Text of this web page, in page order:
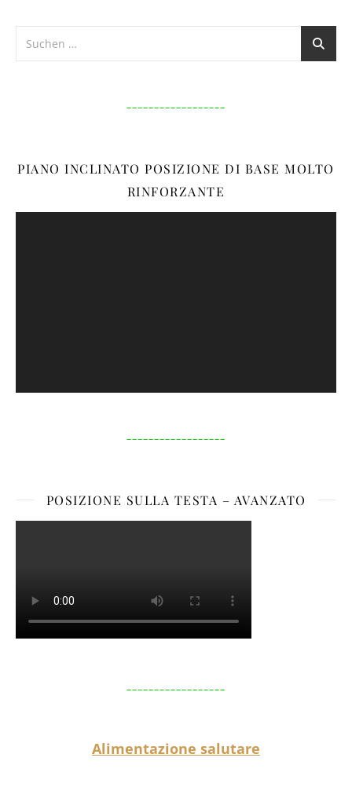
PIANO INCLINATO POSIZIONE DI BASE MOLTO
RINFORZANTE
POSIZIONE SULLA TESTA – AVANZATO
Alimentazione salutare